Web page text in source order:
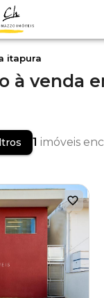
itapura
à venda
1 imóveis